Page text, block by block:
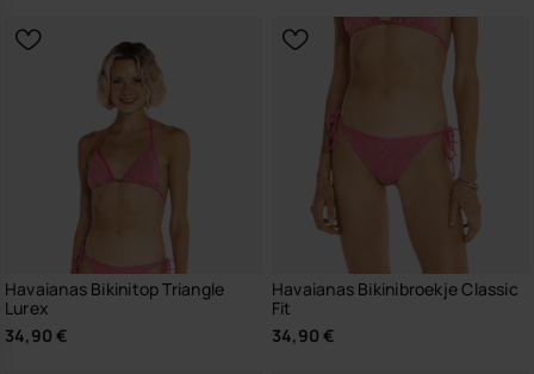
Havaianas Bikinitop Triangle
Lurex
34,90 €
Havaianas Bikinibroekje Classic
Fit
34,90 €